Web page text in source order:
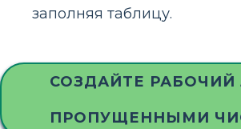
заполняя таблицу.
СОЗДАЙТЕ РАБОЧИЙ
ПРОПУЩЕННЫМИ